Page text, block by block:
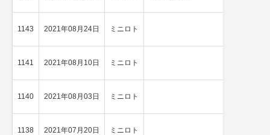
1143 2021年08月24日 ミニロト
1141 2021年08月10日 ミニロト
1140 2021年08月03日 ミニロト
1138 2021年07月20日 ミニロト